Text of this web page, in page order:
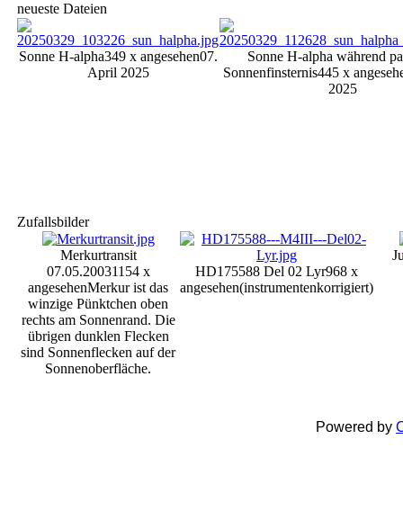
neueste Dateien
Sonne H-alpha349 x angesehen07.
April 2025
Sonne H-alpha während
Sonnenfinsternis445 x
2025
Zufallsbilder
Merkurtransit
07.05.20031154 x
angesehenMerkur ist das
winzige Pünktchen oben
rechts am Sonnenrand. Die
übrigen dunklen Flecken
sind Sonnenflecken auf der
Sonnenoberfläche.
HD175588 Del 02 Lyr968 x
angesehen(instrumentenkorrigiert)
Powered by